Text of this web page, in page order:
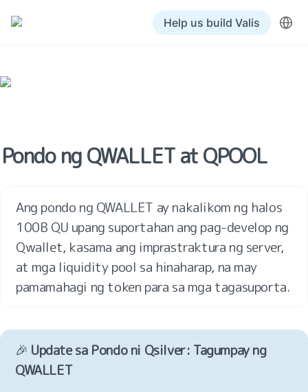
Help us build Valis
Pondo ng QWALLET at QPOOL
Ang pondo ng QWALLET ay nakalikom ng halos
100B QU upang suportahan ang pag-develop ng
Qwallet, kasama ang imprastraktura ng server,
at mga liquidity pool sa hinaharap, na may
pamamahagi ng token para sa mga tagasuporta.
🎉 Update sa Pondo ni Qsilver: Tagumpay ng
QWALLET